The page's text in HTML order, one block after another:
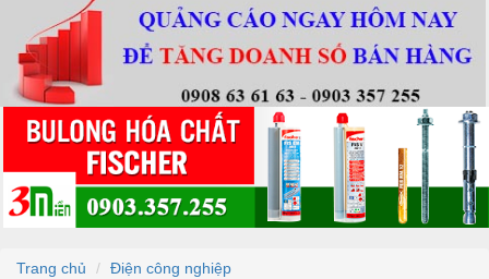
Trang chủ
Điện công nghiệp